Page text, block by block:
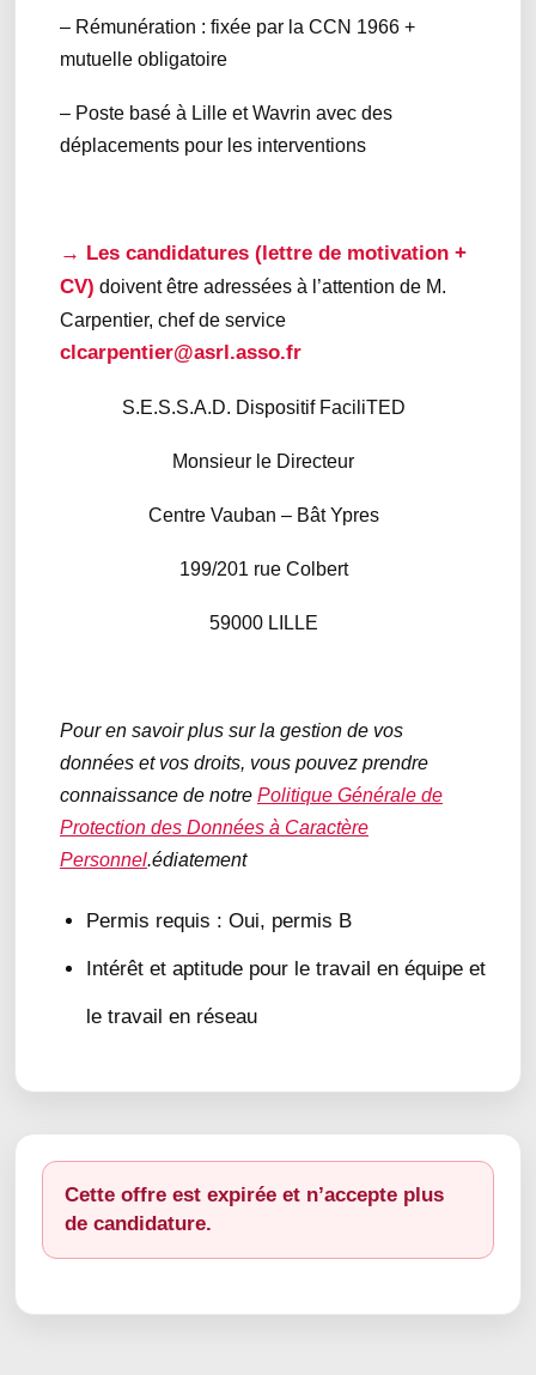
– Rémunération : fixée par la CCN 1966 +
mutuelle obligatoire
– Poste basé à Lille et Wavrin avec des
déplacements pour les interventions
→ Les candidatures (lettre de motivation +
CV) doivent être adressées à l’attention de M.
Carpentier, chef de service
clcarpentier@asrl.asso.fr
S.E.S.S.A.D. Dispositif FaciliTED
Monsieur le Directeur
Centre Vauban – Bât Ypres
199/201 rue Colbert
59000 LILLE
Pour en savoir plus sur la gestion de vos
données et vos droits, vous pouvez prendre
connaissance de notre Politique Générale de
Protection des Données à Caractère
Personnel.édiatement
Permis requis : Oui, permis B
Intérêt et aptitude pour le travail en équipe et
le travail en réseau
Cette offre est expirée et n’accepte plus
de candidature.